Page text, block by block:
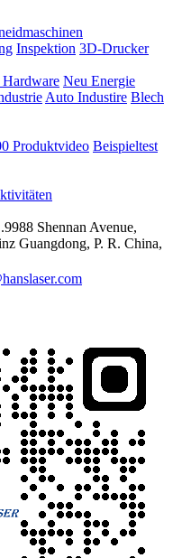
Inspektion 3D-Drucker
Hardware Neu Energie
Auto Industire Blech
Produktvideo Beispieltest
Shennan Avenue,
Guangdong, P. R. China,